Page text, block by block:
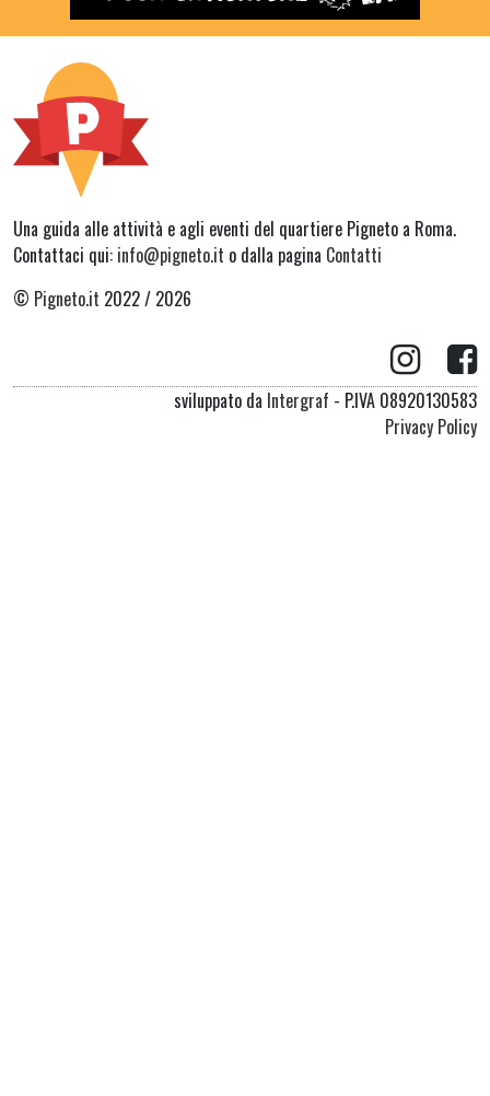
Una guida alle attività e agli eventi del quartiere Pigneto a Roma.
Contattaci qui: info@pigneto.it o dalla pagina Contatti
© Pigneto.it 2022 / 2026
sviluppato da Intergraf - P.IVA 08920130583
Privacy Policy